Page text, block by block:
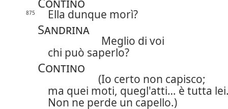
875 Ella dunque morì?
Sandrina
Meglio di voi
chi può saperlo?
Contino
(Io certo non capisco;
ma quei moti, quegl'atti… è tutta
Non ne perde un capello.)